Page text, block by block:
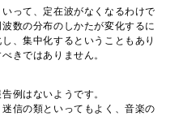
って、定在波がなくなるわけで
数の分布のしかたが変化するに
、集中化するということもあり
きではありません。
例はないようです。
信の類といってもよく、音楽の